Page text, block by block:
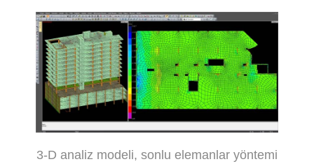
3-D analiz modeli, sonlu elemanlar yöntemi